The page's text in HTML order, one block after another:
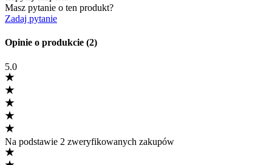
Masz pytanie o ten produkt?
Zadaj pytanie
Opinie o produkcie (2)
5.0
Na podstawie 2 zweryfikowanych zakupów